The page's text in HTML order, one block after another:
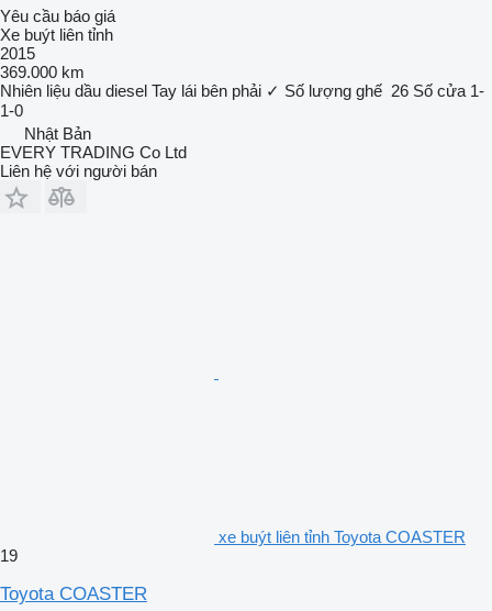
Yêu cầu báo giá
Xe buýt liên tỉnh
2015
369.000 km
Nhiên liệu dầu diesel Tay lái bên phải ✓ Số lượng ghế 26 Số cửa 1-
1-0
Nhật Bản
EVERY TRADING Co Ltd
Liên hệ với người bán
xe buýt liên tỉnh Toyota COASTER
19
Toyota COASTER